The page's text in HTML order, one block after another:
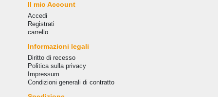
Il mio Account
Accedi
Registrati
carrello
Informazioni legali
Diritto di recesso
Politica sulla privacy
Impressum
Condizioni generali di contratto